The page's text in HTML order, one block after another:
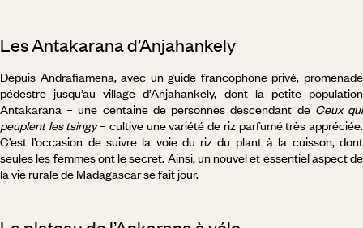
Les Antakarana d’Anjahankely
Depuis Andrafiamena, avec un guide francophone privé, promenade
pédestre jusqu’au village d’Anjahankely, dont la petite population
Antakarana – une centaine de personnes descendant de Ceux qui
peuplent les tsingy– cultive une variété de riz parfumé très appréciée.
C’est l’occasion de suivre la voie du riz du plant à la cuisson, dont
seules les femmes ont le secret. Ainsi, un nouvel et essentiel aspect de
la vie rurale de Madagascar se fait jour.